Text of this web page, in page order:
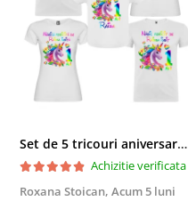
Set de 5 tricouri aniversare pentru nasi, parinti si copil, personalizate cu nume, varsta si mesaj "Motivul fericirii lor" model Unicorn
Achizitie verificata
Roxana Stoican, Acum 5 luni